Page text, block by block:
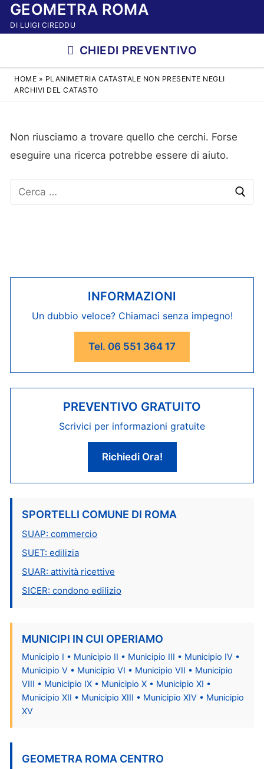
VaiGEOMETRA ROMA
DI LUIGI CIREDDU
CHIEDI PREVENTIVO
HOME » PLANIMETRIA CATASTALE NON PRESENTE NEGLI
ARCHIVI DEL CATASTO
Non riusciamo a trovare quello che cerchi. Forse
eseguire una ricerca potrebbe essere di aiuto.
Cerca:
INFORMAZIONI
Un dubbio veloce? Chiamaci senza impegno!
Tel. 06 551 364 17
PREVENTIVO GRATUITO
Scrivici per informazioni gratuite
Richiedi Ora!
SPORTELLI COMUNE DI ROMA
SUAP: commercio
SUET: edilizia
SUAR: attività ricettive
SICER: condono edilizio
MUNICIPI IN CUI OPERIAMO
Municipio I • Municipio II • Municipio III • Municipio IV •
Municipio V • Municipio VI • Municipio VII • Municipio
VIII • Municipio IX • Municipio X • Municipio XI •
Municipio XII • Municipio XIII • Municipio XIV • Municipio
XV
GEOMETRA ROMA CENTRO